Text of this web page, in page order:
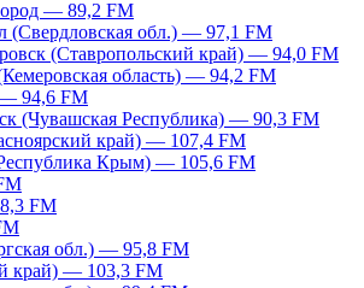
— 89,2 FM
обл.) — 97,1 FM
(Ставропольский край) — 94,0 FM
область) — 94,2 FM
94,6 FM
(Чувашская Республика) — 90,3 FM
край) — 107,4 FM
Крым) — 105,6 FM
FM
обл.) — 95,8 FM
край) — 103,3 FM